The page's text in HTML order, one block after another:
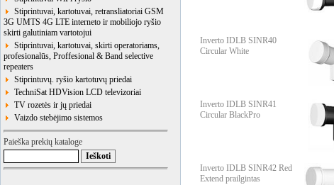
Stiprintuvai, kartotuvai, retransliatoriai GSM
3G UMTS 4G LTE interneto ir mobiliojo ryšio
skirti galutiniam vartotojui
Stiprintuvai, kartotuvai, skirti operatoriams,
profesionalūs, Proffesional & Band selective
repeaters
Stiprintuvų. ryšio kartotuvų priedai
TechniSat HDVision LCD televizoriai
TV rozetės ir jų priedai
Vaizdo stebėjimo sistemos
Paieška prekių kataloge
Inverto IDLB SINR40
Circular White
Inverto IDLB SINR41
Circular BlackPro
Inverto IDLB SINR42 Red
Extend prailgintas